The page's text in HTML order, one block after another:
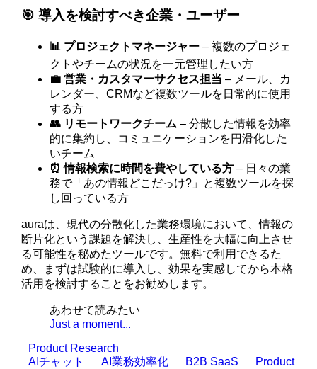
🎯 導入を検討すべき企業・ユーザー
📊 プロジェクトマネージャー – 複数のプロジェ
クトやチームの状況を一元管理したい方
💼 営業・カスタマーサクセス担当 – メール、カ
レンダー、CRMなど複数ツールを日常的に使用
する方
👥 リモートワークチーム – 分散した情報を効率
的に集約し、コミュニケーションを円滑化した
いチーム
⏰ 情報検索に時間を費やしている方 – 日々の業
務で「あの情報どこだっけ?」と複数ツールを探
し回っている方
auraは、現代の分散化した業務環境において、情報の
断片化という課題を解決し、生産性を大幅に向上させ
る可能性を秘めたツールです。無料で利用できるた
め、まずは試験的に導入し、効果を実感してから本格
活用を検討することをお勧めします。
あわせて読みたい
Just a moment...
Product Research
AIチャット
AI業務効率化 B2B SaaS
Product